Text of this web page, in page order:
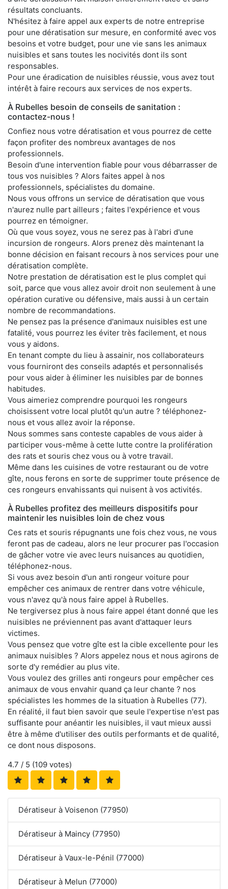
résultats concluants.
N'hésitez à faire appel aux experts de notre entreprise
pour une dératisation sur mesure, en conformité avec vos
besoins et votre budget, pour une vie sans les animaux
nuisibles et sans toutes les nocivités dont ils sont
responsables.
Pour une éradication de nuisibles réussie, vous avez tout
intérêt à faire recours aux services de nos experts.
À Rubelles besoin de conseils de sanitation :
contactez-nous !
Confiez nous votre dératisation et vous pourrez de cette
façon profiter des nombreux avantages de nos
professionnels.
Besoin d'une intervention fiable pour vous débarrasser de
tous vos nuisibles ? Alors faites appel à nos
professionnels, spécialistes du domaine.
Nous vous offrons un service de dératisation que vous
n'aurez nulle part ailleurs ; faites l'expérience et vous
pourrez en témoigner.
Où que vous soyez, vous ne serez pas à l'abri d'une
incursion de rongeurs. Alors prenez dès maintenant la
bonne décision en faisant recours à nos services pour une
dératisation complète.
Notre prestation de dératisation est le plus complet qui
soit, parce que vous allez avoir droit non seulement à une
opération curative ou défensive, mais aussi à un certain
nombre de recommandations.
Ne pensez pas la présence d'animaux nuisibles est une
fatalité, vous pourrez les éviter très facilement, et nous
vous y aidons.
En tenant compte du lieu à assainir, nos collaborateurs
vous fourniront des conseils adaptés et personnalisés
pour vous aider à éliminer les nuisibles par de bonnes
habitudes.
Vous aimeriez comprendre pourquoi les rongeurs
choisissent votre local plutôt qu'un autre ? téléphonez-
nous et vous allez avoir la réponse.
Nous sommes sans conteste capables de vous aider à
participer vous-même à cette lutte contre la prolifération
des rats et souris chez vous ou à votre travail.
Même dans les cuisines de votre restaurant ou de votre
gîte, nous ferons en sorte de supprimer toute présence de
ces rongeurs envahissants qui nuisent à vos activités.
À Rubelles profitez des meilleurs dispositifs pour
maintenir les nuisibles loin de chez vous
Ces rats et souris répugnants une fois chez vous, ne vous
feront pas de cadeau, alors ne leur procurer pas l'occasion
de gâcher votre vie avec leurs nuisances au quotidien,
téléphonez-nous.
Si vous avez besoin d'un anti rongeur voiture pour
empêcher ces animaux de rentrer dans votre véhicule,
vous n'avez qu'à nous faire appel à Rubelles.
Ne tergiversez plus à nous faire appel étant donné que les
nuisibles ne préviennent pas avant d'attaquer leurs
victimes.
Vous pensez que votre gîte est la cible excellente pour les
animaux nuisibles ? Alors appelez nous et nous agirons de
sorte d'y remédier au plus vite.
Vous voulez des grilles anti rongeurs pour empêcher ces
animaux de vous envahir quand ça leur chante ? nos
spécialistes les hommes de la situation à Rubelles (77).
En réalité, il faut bien savoir que seule l'expertise n'est pas
suffisante pour anéantir les nuisibles, il vaut mieux aussi
être à même d'utiliser des outils performants et de qualité,
ce dont nous disposons.
4.7 / 5 (109 votes)
Dératiseur à Voisenon (77950)
Dératiseur à Maincy (77950)
Dératiseur à Vaux-le-Pénil (77000)
Dératiseur à Melun (77000)